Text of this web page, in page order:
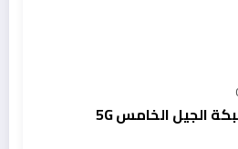
المغرب يستخدم شبكة الجيل الخامس 5G